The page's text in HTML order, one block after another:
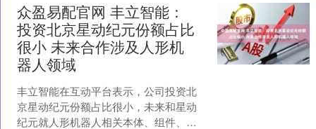
众盈易配官网 丰立智能：
投资北京星动纪元份额占比
很小 未来合作涉及人形机
器人领域
丰立智能在互动平台表示，公司投资北
京星动纪元份额占比很小，未来和星动
纪元就人形机器人相关本体、组件、零